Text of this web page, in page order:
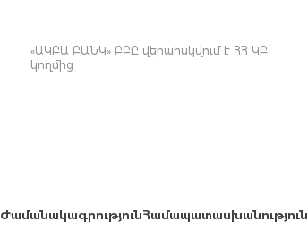
«ԱԿԲԱ ԲԱՆԿ» ԲԲԸ վերահսկվում է ՀՀ ԿԲ
կողմից
ԺամանակագրությունՀամապատասխանություն